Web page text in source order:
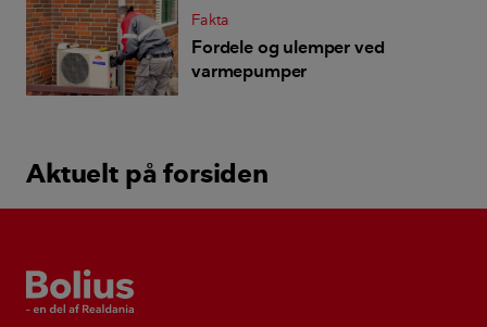
Fakta
Fordele og ulemper ved
varmepumper
Aktuelt på forsiden
Bolius